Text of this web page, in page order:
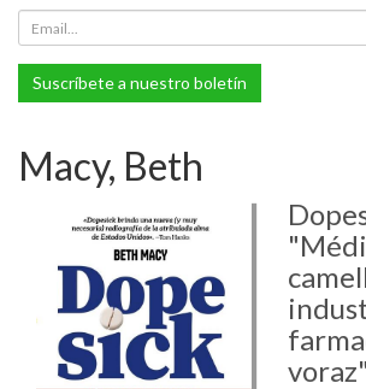
Suscríbete a nuestro boletín
Macy, Beth
voraz"